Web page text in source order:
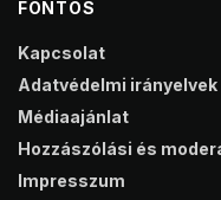
FONTOS
Kapcsolat
Adatvédelmi irányelvek
Médiaajánlat
Hozzászólási és
Impresszum